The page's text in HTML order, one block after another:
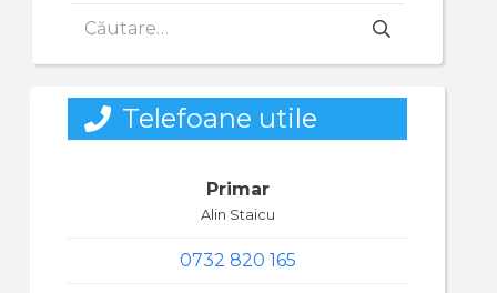
după:
Telefoane utile
Primar
Alin Staicu
0732 820 165